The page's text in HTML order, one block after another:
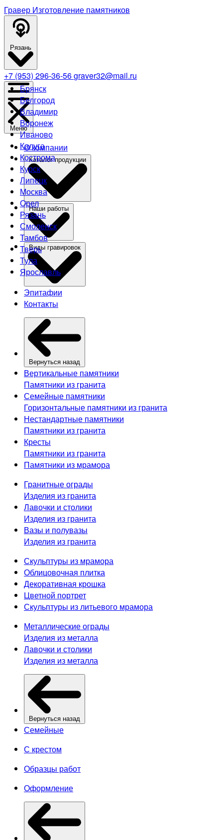
Гравер Изготовление памятников
Рязань
Брянск
Белгород
Владимир
Воронеж
Иваново
Калуга
Кострома
Курск
Липецк
Москва
Орел
Рязань
Смоленск
Тамбов
Тверь
Тула
Ярославль
+7 (953) 296-36-56graver32@mail.ru
Меню
О компании
Эпитафии
Контакты
Вернуться назад
Вертикальные памятники
Памятники из гранита
Семейные памятники
Горизонтальные памятники из гранита
Нестандартные памятники
Памятники из гранита
Кресты
Памятники из гранита
Памятники из мрамора
Гранитные ограды
Изделия из гранита
Лавочки и столики
Изделия из гранита
Вазы и полувазы
Изделия из гранита
Скульптуры из мрамора
Облицовочная плитка
Декоративная крошка
Цветной портрет
Скульптуры из литьевого мрамора
Металлические ограды
Изделия из металла
Лавочки и столики
Изделия из металла
Вернуться назад
Семейные
С крестом
Образцы работ
Оформление